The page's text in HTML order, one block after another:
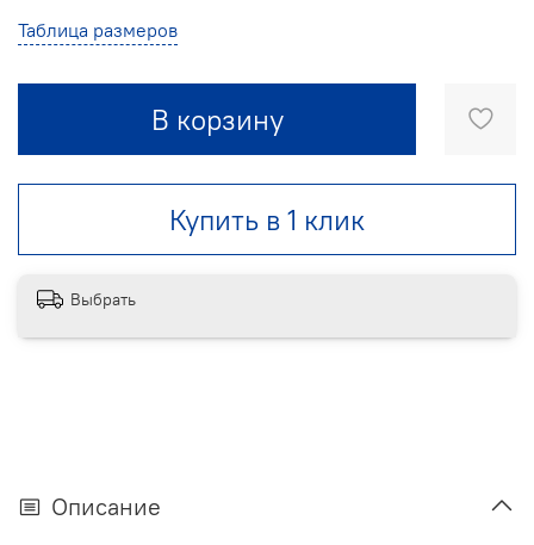
Таблица размеров
В корзину
Купить в 1 клик
Выбрать
Описание